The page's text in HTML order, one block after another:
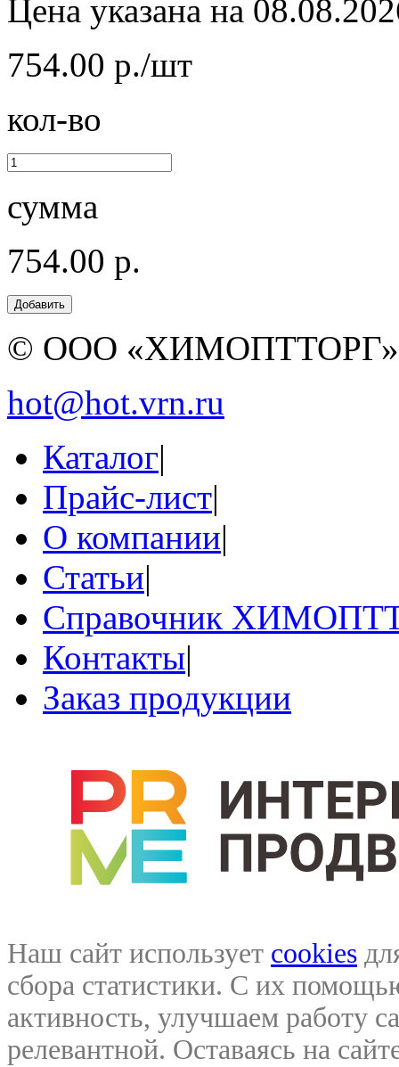
Цена указана на
754.00 р./шт
кол-во
сумма
754.00 р.
© ООО
hot@hot.vrn.ru
Каталог|
Прайс-лист|
О компании|
Статьи|
Справочник
Контакты|
Заказ продукции
Наш сайт использует cookies
сбора статистики. С их
активность, улучшаем работу
релевантной. Оставаясь на